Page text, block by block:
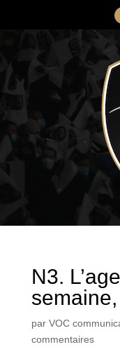
N3.
par VOC
commentaires